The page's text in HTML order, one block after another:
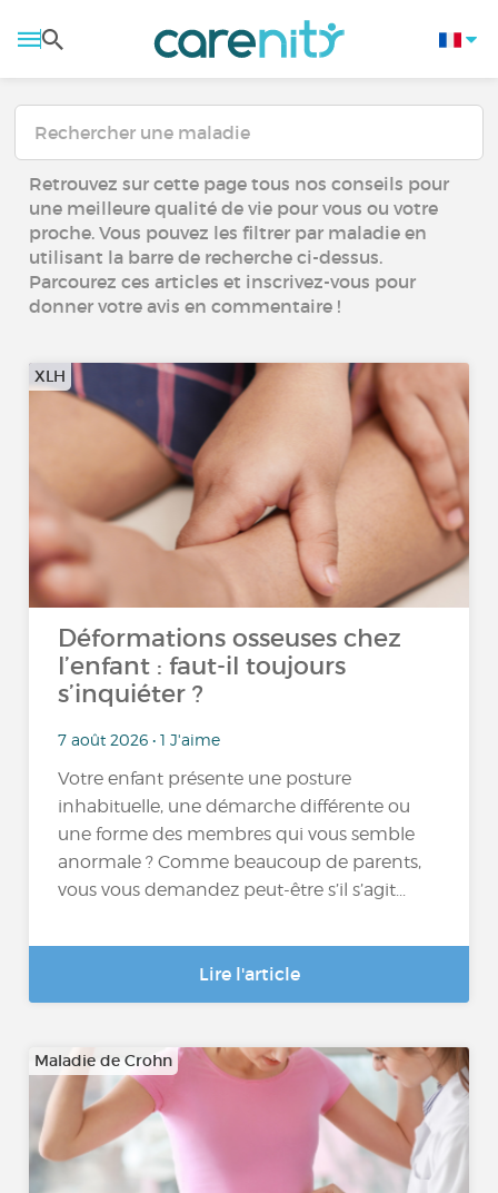
Retrouvez sur cette page tous nos conseils pour
une meilleure qualité de vie pour vous ou votre
proche. Vous pouvez les filtrer par maladie en
utilisant la barre de recherche ci-dessus.
Parcourez ces articles et inscrivez-vous pour
donner votre avis en commentaire !
XLH
Déformations osseuses chez
l’enfant : faut-il toujours
s’inquiéter ?
7 août 2026 • 1 J'aime
Votre enfant présente une posture
inhabituelle, une démarche différente ou
une forme des membres qui vous semble
anormale ? Comme beaucoup de parents,
vous vous demandez peut-être s’il s’agit...
Lire l'article
Maladie de Crohn